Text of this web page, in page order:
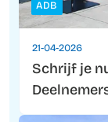
ADB
21-04-2026
Schrijf je